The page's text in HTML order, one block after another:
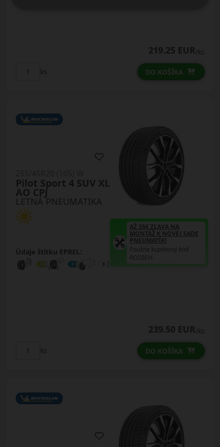
219.25 EUR/ks
ks DO KOŠÍKA
LETNÁ PNEUMATIKA
Pilot Sport 4 SUV XL
AO CPJ
Údaje štítku EPREL:
AŽ 35€ ZĽAVA NA
MONTÁŽ K NOVEJ SADE
PNEUMATÍK!
Použite kupónový kód
ROZBEH
239.50 EUR/ks
ks DO KOŠÍKA